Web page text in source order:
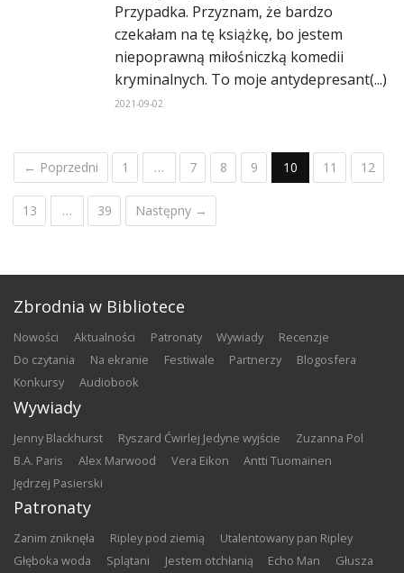
Przypadka. Przyznam, że bardzo
czekałam na tę książkę, bo jestem
niepoprawną miłośniczką komedii
kryminalnych. To moje antydepresant(...)
2021-09-02
← Poprzedni 1 … 7 8 9 10 11 12
13 … 39 Następny →
Zbrodnia w Bibliotece
nowości aktualności patronaty wywiady
recenzje
do czytania
na ekranie festiwale partnerzy
blogosfera
konkursy
audiobook
Wywiady
Jenny Blackhurst Ryszard Ćwirlej Jedyne wyjście
Zuzanna Pol
B.A. Paris
Alex Marwood Vera Eikon
Antti Tuomainen
Jędrzej Pasierski
Patronaty
Zanim zniknęła Ripley pod ziemią
Utalentowany pan Ripley
Głęboka woda
Splątani Jestem otchłanią Echo Man Głusza